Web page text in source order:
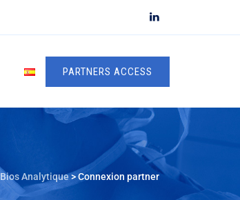
PARTNERS ACCESS
Bios Analytique>Connexion partner